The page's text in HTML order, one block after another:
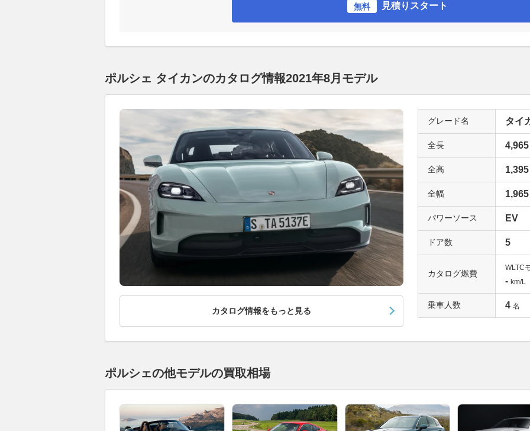
無料 見積りスタート
ポルシェ タイカンのカタログ情報2021年8月モデル
カタログ情報をもっと見る
グレード名 タイ
全長 4,965
全高 1,395
全幅 1,965
パワーソース EV
ドア数 5
カタログ燃費
WLTC
- km/L
乗車人数 4 名
ポルシェの他モデルの買取相場